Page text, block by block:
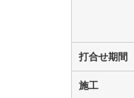
打合せ期間
施工